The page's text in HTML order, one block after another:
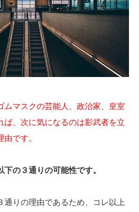
ムマスクの芸能人、政治家、皇室
ば、次に気になるのは影武者を立
です。
の３通りの可能性です。
通りの理由であるため、コレ以上